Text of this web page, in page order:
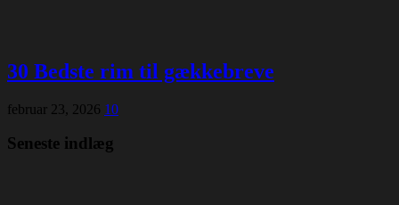
30 Bedste rim til gækkebreve
februar 23, 2026 10
Seneste indlæg